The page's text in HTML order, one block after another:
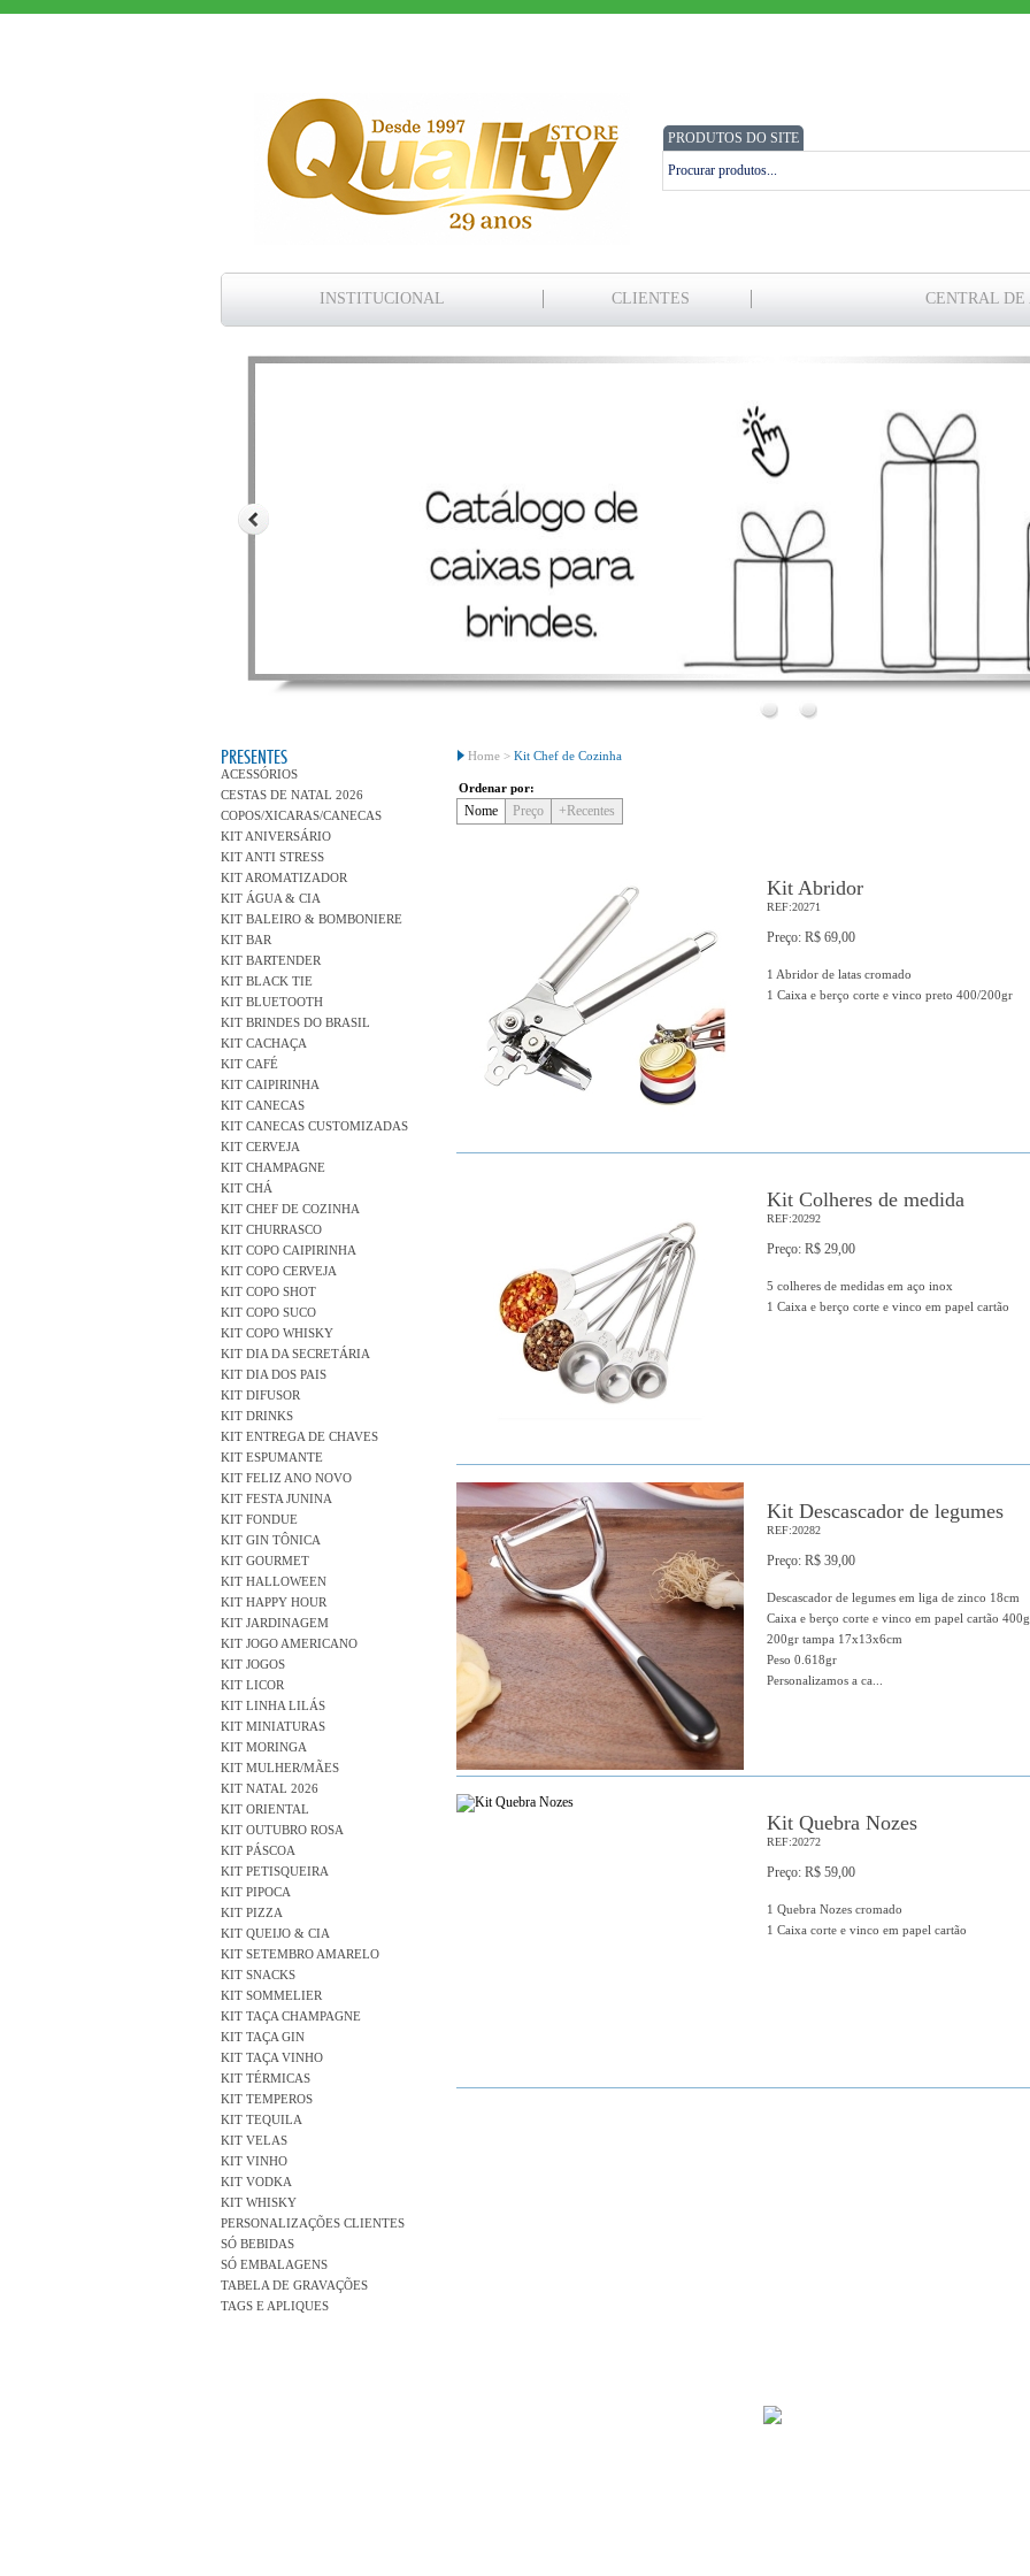
PRODUTOS DO SITE
INSTITUCIONAL CLIENTES CENTRAL
Bem Vindo!
PRESENTES
ACESSÓRIOS
CESTAS DE NATAL 2026
COPOS/XICARAS/CANECAS
KIT ANIVERSÁRIO
KIT ANTI STRESS
KIT AROMATIZADOR
KIT ÁGUA & CIA
KIT BALEIRO & BOMBONIERE
KIT BAR
KIT BARTENDER
KIT BLACK TIE
KIT BLUETOOTH
KIT BRINDES DO BRASIL
KIT CACHAÇA
KIT CAFÉ
KIT CAIPIRINHA
KIT CANECAS
KIT CANECAS CUSTOMIZADAS
KIT CERVEJA
KIT CHAMPAGNE
KIT CHÁ
KIT CHEF DE COZINHA
KIT CHURRASCO
KIT COPO CAIPIRINHA
KIT COPO CERVEJA
KIT COPO SHOT
KIT COPO SUCO
KIT COPO WHISKY
KIT DIA DA SECRETÁRIA
KIT DIA DOS PAIS
KIT DIFUSOR
KIT DRINKS
KIT ENTREGA DE CHAVES
KIT ESPUMANTE
KIT FELIZ ANO NOVO
KIT FESTA JUNINA
KIT FONDUE
KIT GIN TÔNICA
KIT GOURMET
KIT HALLOWEEN
KIT HAPPY HOUR
KIT JARDINAGEM
KIT JOGO AMERICANO
KIT JOGOS
KIT LICOR
KIT LINHA LILÁS
KIT MINIATURAS
KIT MORINGA
KIT MULHER/MÃES
KIT NATAL 2026
KIT ORIENTAL
KIT OUTUBRO ROSA
KIT PÁSCOA
KIT PETISQUEIRA
KIT PIPOCA
KIT PIZZA
KIT QUEIJO & CIA
KIT SETEMBRO AMARELO
KIT SNACKS
KIT SOMMELIER
KIT TAÇA CHAMPAGNE
KIT TAÇA GIN
KIT TAÇA VINHO
KIT TÉRMICAS
KIT TEMPEROS
KIT TEQUILA
KIT VELAS
KIT VINHO
KIT VODKA
KIT WHISKY
PERSONALIZAÇÕES CLIENTES
SÓ BEBIDAS
SÓ EMBALAGENS
TABELA DE GRAVAÇÕES
TAGS E APLIQUES
Home > Kit Chef de Cozinha
Ordenar por:
Nome Preço +Recentes
Kit Abridor
REF:20271
Preço: R$ 69,00
1 Abridor de latas cromado
1 Caixa e berço corte e vinco preto 400/200gr
Kit Colheres de medida
REF:20292
Preço: R$ 29,00
5 colheres de medidas em aço inox
1 Caixa e berço corte e vinco em papel cartão
Kit Descascador de legumes
REF:20282
Preço: R$ 39,00
Descascador de legumes em liga de zinco 18cm
Caixa e berço corte e vinco em papel cartão
200gr tampa 17x13x6cm
Peso 0.618gr
Personalizamos a ca...
Kit Quebra Nozes
REF:20272
Preço: R$ 59,00
1 Quebra Nozes cromado
1 Caixa corte e vinco em papel cartão